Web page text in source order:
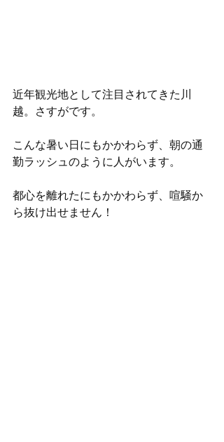
近年観光地として注目されてきた川
越。さすがです。
こんな暑い日にもかかわらず、朝の通
勤ラッシュのように人がいます。
都心を離れたにもかかわらず、喧騒か
ら抜け出せません！